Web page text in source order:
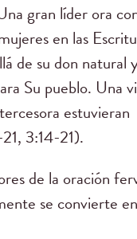
gran líder ora
en las
de su don natural
Su pueblo. Una
estuvieran
3:14-21).
de la oración
se convierte